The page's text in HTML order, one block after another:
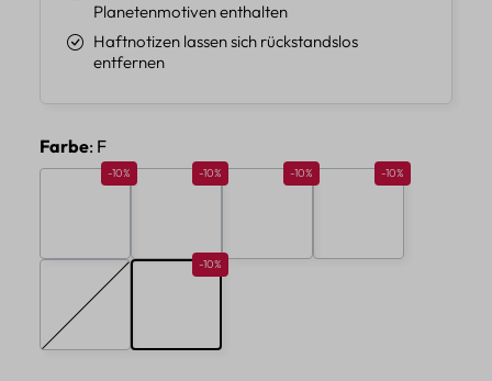
Planetenmotiven enthalten
Haftnotizen lassen sich rückstandslos
entfernen
Farbeauswählen
: F
Rabatt 10%
-10% Rabatt 10%
-10% Rabatt 10%
-10% Rabatt 10%
-10%
Rabatt 10%
-10%